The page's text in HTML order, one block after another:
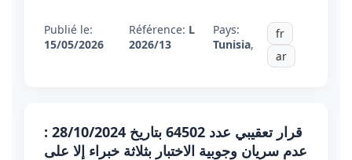
Publié le:
15/05/2026
Référence: L
2026/13
Pays:
Tunisia,
fr
ar
قرار تعقيبي عدد 64502 بتاريخ 28/10/2024 :
عدم سريان وجوبية الاختبار بثلاثة خبراء إلا على